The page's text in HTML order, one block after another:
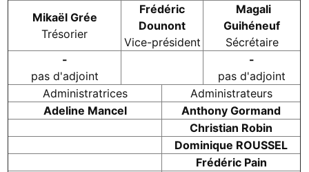
Mikaël Grée
Trésorier
Frédéric
Dounont
Vice-président
Magali
Guihéneuf
Sécrétaire
-
pas d'adjoint
-
pas d'adjoint
Administratrices
Administrateurs
Adeline Mancel
Anthony Gormand
Christian Robin
Dominique ROUSSEL
Frédéric Pain